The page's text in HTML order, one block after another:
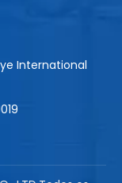
International